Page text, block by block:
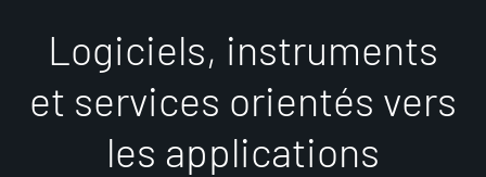
L ogiciels, instruments
et services orientés vers
les applications